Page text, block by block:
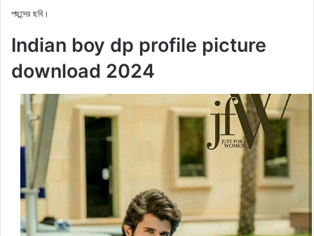
পছন্দের ছবি।
Indian boy dp profile picture
download 2024